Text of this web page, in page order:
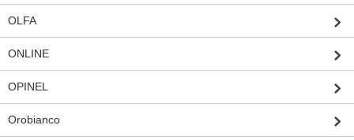
OLFA
ONLINE
OPINEL
Orobianco